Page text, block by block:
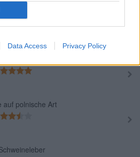
Data Access Privacy Policy
Apfel und Zwiebel
auf polnische Art